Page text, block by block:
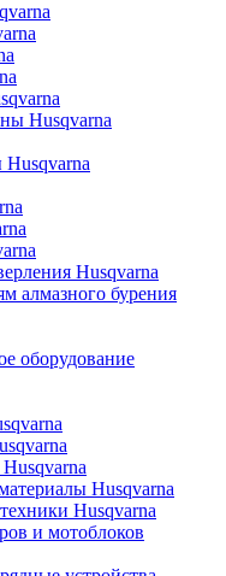
Husqvarna
Husqvarna
алмазного бурения
оборудование
Husqvarna
Husqvarna
и мотоблоков